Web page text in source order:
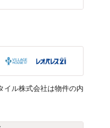
イル株式会社は物件の内